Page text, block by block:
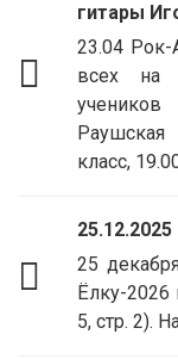
гитары
23.04 Рок-
всех на
класс,
25
Ёлку-2026
5, стр. 2).